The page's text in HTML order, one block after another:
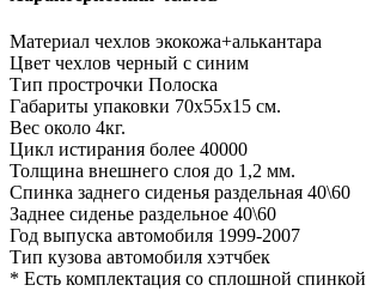
Материал чехлов экокожа+алькантара
Цвет чехлов черный с синим
Тип прострочки Полоска
Габариты упаковки 70х55х15 см.
Вес около 4кг.
Цикл истирания более 40000
Толщина внешнего слоя до 1,2 мм.
Спинка заднего сиденья раздельная 40\60
Заднее сиденье раздельное 40\60
Год выпуска автомобиля 1999-2007
Тип кузова автомобиля хэтчбек
* Есть комплектация со сплошной спинкой